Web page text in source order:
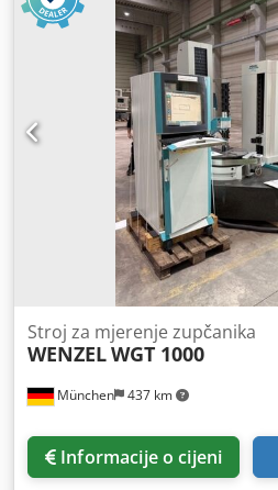
monitorom, tipkovnicom i mišem
uključena Oprema: - Potpuni
upotrebu - Upravljačka ploča
održavanje komprimiranim
održavanje i rad - CE izjava o
Dcedpjzrtm Ssfx Ag Nek Već više
Machine odabire i prodaje
opremu u Italiji i inozemstvu.
našem izložbenom prostoru ili
Kontaktirajte nas kako biste
fotografije, videozapise i sve
je organizirati posjet našem
videopoziv za daljinski pregled
München 437 km
Stroj za mjerenje zupčanika
WENZELWGT 1000
Informacije o cijeni